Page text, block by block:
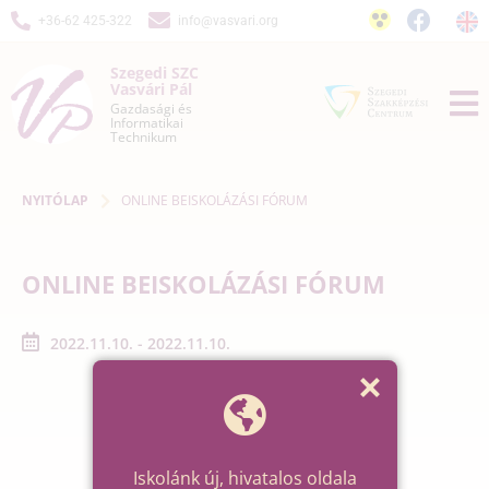
+36-62 425-322 info@vasvari.org
Szegedi SZC
Vasvári Pál
Gazdasági és
Informatikai
Technikum
NYITÓLAP ONLINE BEISKOLÁZÁSI FÓRUM
ONLINE BEISKOLÁZÁSI FÓRUM
2022.11.10. - 2022.11.10.
Iskolánk új, hivatalos oldala